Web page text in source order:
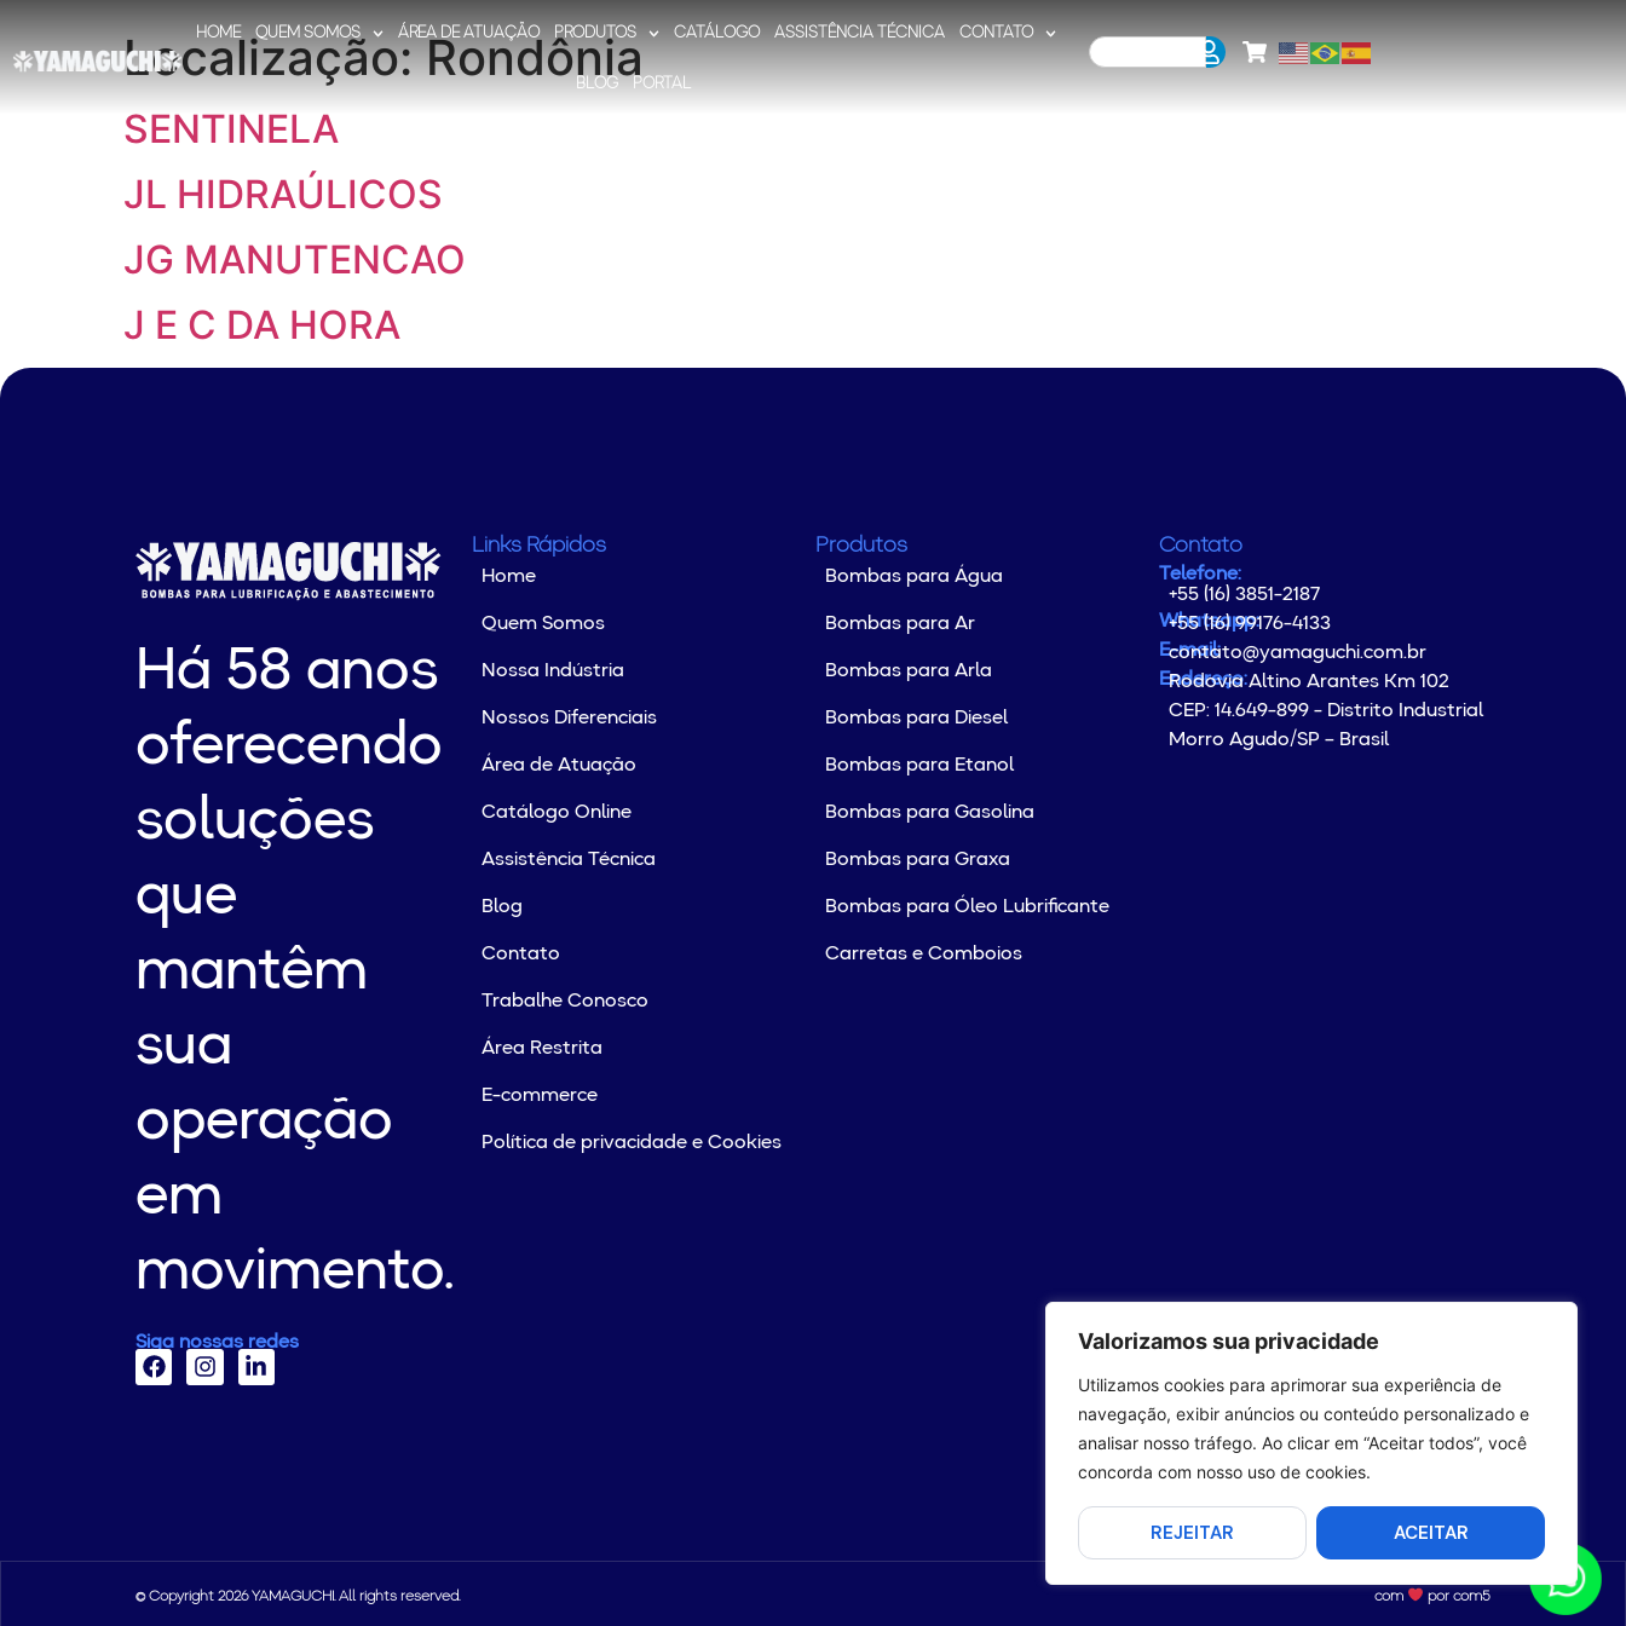
Valorizamos sua privacidade
Utilizamos cookies para aprimorar sua experiência de
navegação, exibir anúncios ou conteúdo personalizado e
analisar nosso tráfego. Ao clicar em “Aceitar todos”, você
concorda com nosso uso de cookies.
REJEITAR ACEITAR
HOME QUEM SOMOS ÁREA DE ATUAÇÃO PRODUTOS CATÁLOGO ASSISTÊNCIA TÉCNICA CONTATO
BLOG PORTAL
Localização:Rondônia
SENTINELA
JL HIDRAÚLICOS
JG MANUTENCAO
J E C DA HORA
Há 58 anos
oferecendo
soluções
que
mantêm
sua
operação
em
movimento.
Siga nossas redes
Links Rápidos
Home
Quem Somos
Nossa Indústria
Nossos Diferenciais
Área de Atuação
Catálogo Online
Assistência Técnica
Blog
Contato
Trabalhe Conosco
Área Restrita
E-commerce
Política de privacidade e Cookies
Produtos
Bombas para Água
Bombas para Ar
Bombas para Arla
Bombas para Diesel
Bombas para Etanol
Bombas para Gasolina
Bombas para Graxa
Bombas para Óleo Lubrificante
Carretas e Comboios
Contato
Telefone:
+55 (16) 3851-2187
Whatsapp:
+55 (16) 99176-4133
E-mail:
contato@yamaguchi.com.br
Endereço:
Rodovia Altino Arantes Km 102
CEP: 14.649-899 - Distrito Industrial
Morro Agudo/SP – Brasil
© Copyright 2026 YAMAGUCHI. All rights reserved. com por com5​​